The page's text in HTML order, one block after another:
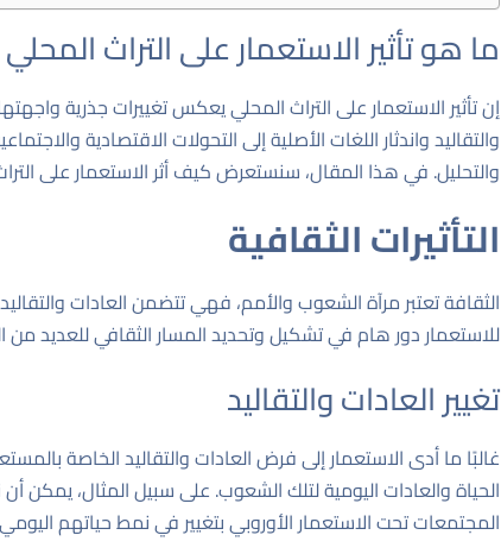
ما هو تأثير الاستعمار على التراث المحلي
إن تأثير الاستعمار على التراث المحلي يعكس تغييرات جذرية
والتقاليد واندثار اللغات الأصلية إلى التحولات الاقتصادية
والتحليل. في هذا المقال، سنستعرض كيف أثر الاستعمار على
التأثيرات الثقافية
الثقافة تعتبر مرآة الشعوب والأمم، فهي تتضمن العادات
للاستعمار دور هام في تشكيل وتحديد المسار الثقافي للعديد من
تغيير العادات والتقاليد
غالبًا ما أدى الاستعمار إلى فرض العادات والتقاليد الخاصة
الحياة والعادات اليومية لتلك الشعوب. على سبيل المثال، يمكن
المجتمعات تحت الاستعمار الأوروبي بتغيير في نمط حياتهم